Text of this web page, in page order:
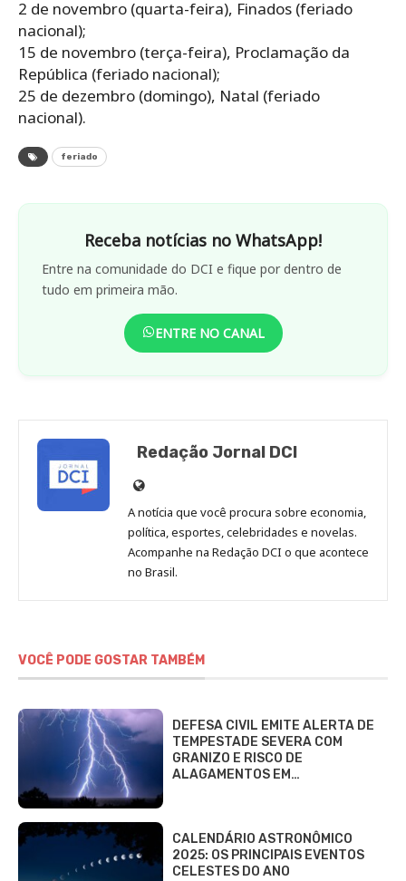
2 de novembro (quarta-feira), Finados (feriado
nacional);
15 de novembro (terça-feira), Proclamação da
República (feriado nacional);
25 de dezembro (domingo), Natal (feriado
nacional).
feriado
Receba notícias no WhatsApp!
Entre na comunidade do DCI e fique por dentro de
tudo em primeira mão.
ENTRE NO CANAL
Redação Jornal DCI
Site
de
Redação
Jornal
DCI
A notícia que você procura sobre economia,
política, esportes, celebridades e novelas.
Acompanhe na Redação DCI o que acontece
no Brasil.
VOCÊ PODE GOSTAR TAMBÉM
DEFESA CIVIL EMITE ALERTA DE
TEMPESTADE SEVERA COM
GRANIZO E RISCO DE
ALAGAMENTOS EM…
CALENDÁRIO ASTRONÔMICO
2025: OS PRINCIPAIS EVENTOS
CELESTES DO ANO